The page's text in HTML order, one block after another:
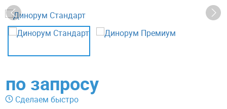
по запросу
Сделаем быстро